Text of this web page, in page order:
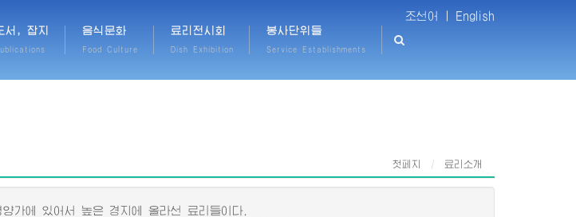
조선어 | English
서, 잡지 음식문화
Food Culture
료리전시회
Dish Exhibition
봉사단위들
Service Establishments
첫페지 료리소개
가에 있어서 높은 경지에 올라선 료리들이다.